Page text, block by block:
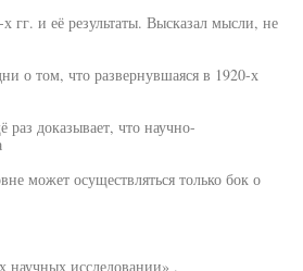
гг. и её результаты. Высказал мысли, не
о том, что развернувшаяся в 1920-х
раз доказывает, что научно-
может осуществляться только бок о
научных исследовании» .